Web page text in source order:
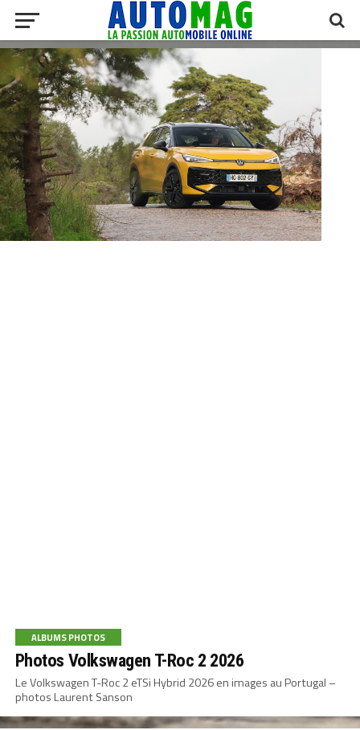
ALBUMS PHOTOS
Photos Volkswagen T-Roc 2 2026
Le Volkswagen T-Roc 2 eTSi Hybrid 2026 en images au Portugal –
photos Laurent Sanson